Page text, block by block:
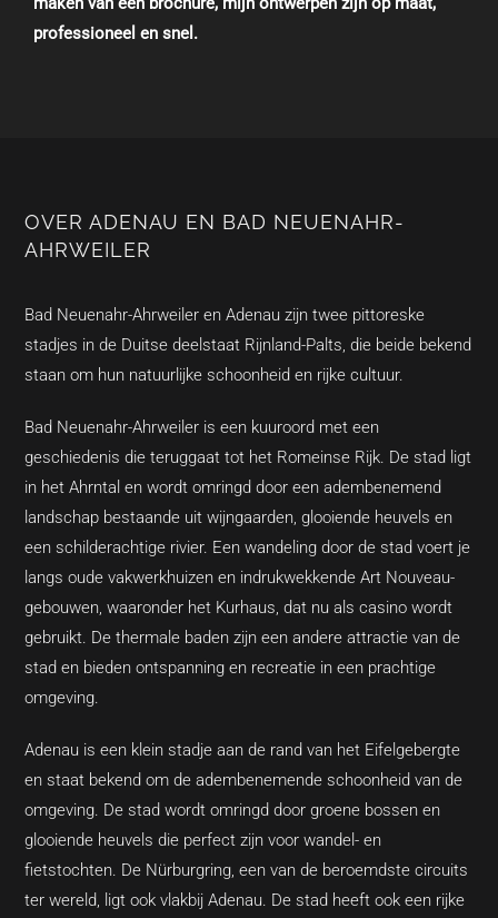
professioneel en snel.
OVER ADENAU EN BAD NEUENAHR-
AHRWEILER
Bad Neuenahr-Ahrweiler en Adenau zijn twee pittoreske
stadjes in de Duitse deelstaat Rijnland-Palts, die beide bekend
staan om hun natuurlijke schoonheid en rijke cultuur.
Bad Neuenahr-Ahrweiler is een kuuroord met een
geschiedenis die teruggaat tot het Romeinse Rijk. De stad ligt
in het Ahrntal en wordt omringd door een adembenemend
landschap bestaande uit wijngaarden, glooiende heuvels en
een schilderachtige rivier. Een wandeling door de stad voert je
langs oude vakwerkhuizen en indrukwekkende Art Nouveau-
gebouwen, waaronder het Kurhaus, dat nu als casino wordt
gebruikt. De thermale baden zijn een andere attractie van de
stad en bieden ontspanning en recreatie in een prachtige
omgeving.
Adenau is een klein stadje aan de rand van het Eifelgebergte
en staat bekend om de adembenemende schoonheid van de
omgeving. De stad wordt omringd door groene bossen en
glooiende heuvels die perfect zijn voor wandel- en
fietstochten. De Nürburgring, een van de beroemdste circuits
ter wereld, ligt ook vlakbij Adenau. De stad heeft ook een rijke